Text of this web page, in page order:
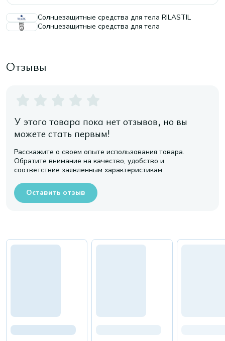
Солнцезащитные средства для тела RILASTIL
Солнцезащитные средства для тела
Отзывы
У этого товара пока нет отзывов, но вы
можете стать первым!
Расскажите о своем опыте использования товара.
Обратите внимание на качество, удобство и
соответствие заявленным характеристикам
Оставить отзыв